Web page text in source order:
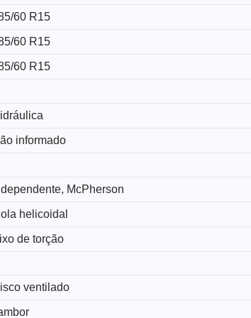
60 R15
60 R15
60 R15
informado
McPherson
helicoidal
de torção
ventilado